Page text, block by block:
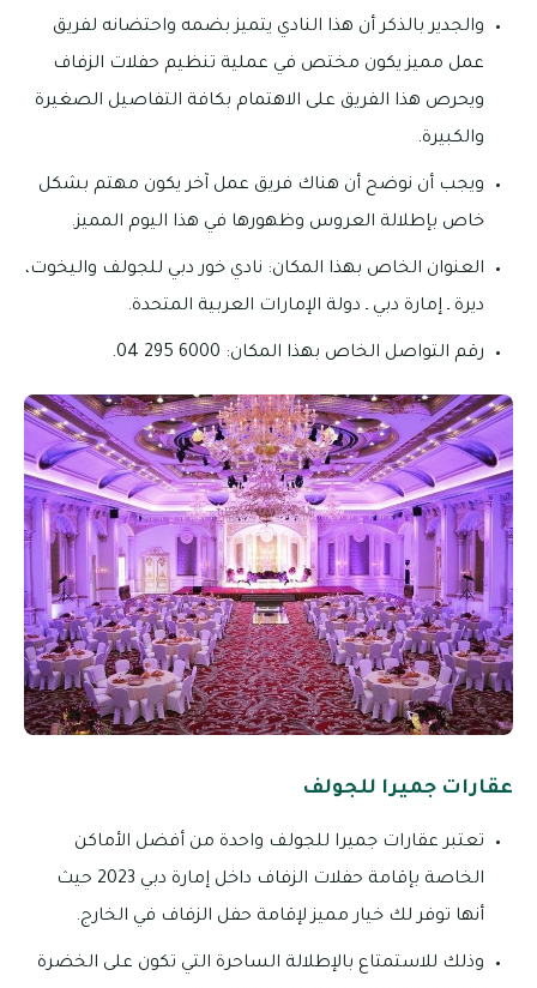
والجدير بالذكر أن هذا النادي يتميز بضمه واحتضانه لفريق
عمل مميز يكون مختص في عملية تنظيم حفلات الزفاف
ويحرص هذا الفريق على الاهتمام بكافة التفاصيل الصغيرة
والكبيرة.
ويجب أن نوضح أن هناك فريق عمل آخر يكون مهتم بشكل
خاص بإطلالة العروس وظهورها في هذا اليوم المميز.
العنوان الخاص بهذا المكان: نادي خور دبي للجولف واليخوت،
ديرة ـ إمارة دبي ـ دولة الإمارات العربية المتحدة.
رقم التواصل الخاص بهذا المكان: 6000 295 04.
عقارات جميرا للجولف
تعتبر عقارات جميرا للجولف واحدة من أفضل الأماكن
الخاصة بإقامة حفلات الزفاف داخل إمارة دبي 2023 حيث
أنها توفر لك خيار مميز لإقامة حفل الزفاف في الخارج.
وذلك للاستمتاع بالإطلالة الساحرة التي تكون على الخضرة